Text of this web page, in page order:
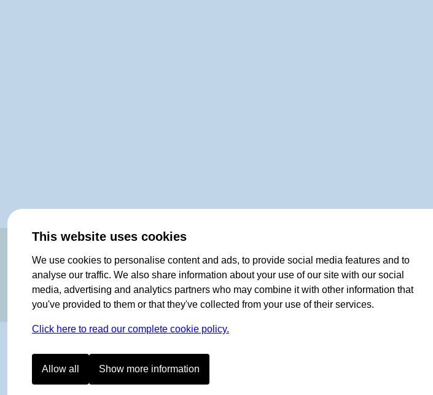
This website uses cookies
We use cookies to personalise content and ads, to provide social media features and to
analyse our traffic. We also share information about your use of our site with our social
media, advertising and analytics partners who may combine it with other information that
you've provided to them or that they've collected from your use of their services.
Click here to read our complete cookie policy.
Allow all Show more information